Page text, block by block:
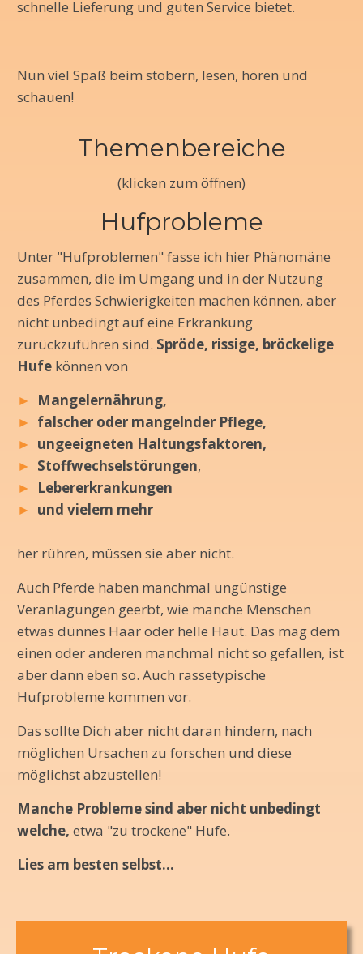
schnelle Lieferung und guten Service bietet.
Nun viel Spaß beim stöbern, lesen, hören und
schauen!
Themenbereiche
(klicken zum öffnen)
Hufprobleme
Unter "Hufproblemen" fasse ich hier Phänomäne
zusammen, die im Umgang und in der Nutzung
des Pferdes Schwierigkeiten machen können, aber
nicht unbedingt auf eine Erkrankung
zurückzuführen sind. Spröde, rissige, bröckelige
Hufe können von
► Mangelernährung,
► falscher oder mangelnder Pflege,
► ungeeigneten Haltungsfaktoren,
► Stoffwechselstörungen,
► Lebererkrankungen
► und vielem mehr
her rühren, müssen sie aber nicht.
Auch Pferde haben manchmal ungünstige
Veranlagungen geerbt, wie manche Menschen
etwas dünnes Haar oder helle Haut. Das mag dem
einen oder anderen manchmal nicht so gefallen, ist
aber dann eben so. Auch rassetypische
Hufprobleme kommen vor.
Das sollte Dich aber nicht daran hindern, nach
möglichen Ursachen zu forschen und diese
möglichst abzustellen!
Manche Probleme sind aber nicht unbedingt
welche, etwa "zu trockene" Hufe.
Lies am besten selbst...